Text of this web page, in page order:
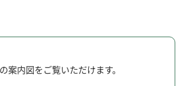
案内図をご覧いただけます。